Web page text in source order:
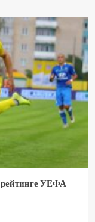
рейтинге УЕФА